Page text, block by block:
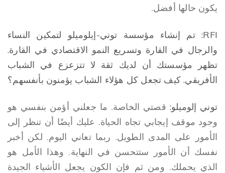
يكون حالها أفضل.
RFI: تم إنشاء مؤسسة توني-إيلوميلو لتمكين النساء
والرجال في القارة وتسريع النمو الاقتصادي في القارة.
تظهر مؤسستك أن لديك ثقة لا تتزعزع في الشباب
الأفريقي. كيف تجعل كل هؤلاء الشباب يؤمنون بأنفسهم؟
توني إلوميلو: قصتي الخاصة. ما جعلني أؤمن بنفسي هو
وجود موقف إيجابي تجاه الحياة. عليك أيضًا أن تنظر إلى
الأمور على المدى الطويل. ربما تعاني اليوم. لكن أخبر
نفسك أن الأمور ستتحسن في النهاية. وهذا الأمل هو
الذي يحملك. ومن ثم فإن الكون يجعل الأشياء الجيدة